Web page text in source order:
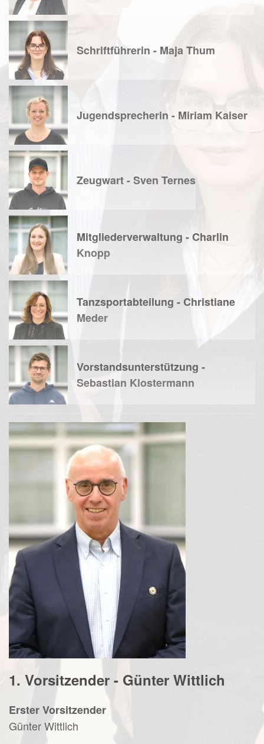
Schriftführerin - Maja Thum
Jugendsprecherin - Miriam Kaiser
Zeugwart - Sven Ternes
Mitgliederverwaltung - Charlin
Knopp
Tanzsportabteilung - Christiane
Meder
Vorstandsunterstützung -
Sebastian Klostermann
1. Vorsitzender - Günter Wittlich
Erster Vorsitzender
Günter Wittlich